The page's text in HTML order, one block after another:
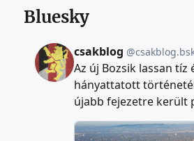
Bluesky